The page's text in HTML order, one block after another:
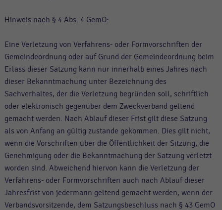
Hinweis nach § 4 Abs. 4 GemO:
Eine Verletzung von Verfahrens- oder Formvorschriften der
Gemeindeordnung oder auf Grund der Gemeindeordnung beim
Erlass dieser Satzung kann nur innerhalb eines Jahres nach
dieser Bekanntmachung unter Bezeichnung des
Sachverhaltes, der die Verletzung begründen soll, schriftlich
oder elektronisch gegenüber dem Zweckverband geltend
gemacht werden. Nach Ablauf dieser Frist gilt diese Satzung
als von Anfang an gültig zustande gekommen. Dies gilt nicht,
wenn die Vorschriften über die Öffentlichkeit der Sitzung, die
Genehmigung oder die Bekanntmachung der Satzung verletzt
worden sind. Abweichend hiervon kann die Verletzung der
Verfahrens- oder Formvorschriften auch nach Ablauf dieser
Jahresfrist von jedermann geltend gemacht werden, wenn der
Verbandsvorsitzende, dem Satzungsbeschluss nach § 43 GemO